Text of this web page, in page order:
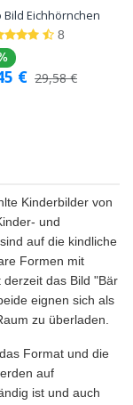
Bild Eichhörnchen
8
€ 29,58€
Kinderbilder von
und
auf die kindliche
Formen mit
das Bild "Bär
eignen sich als
zu überladen.
Format und die
auf
ist und auch